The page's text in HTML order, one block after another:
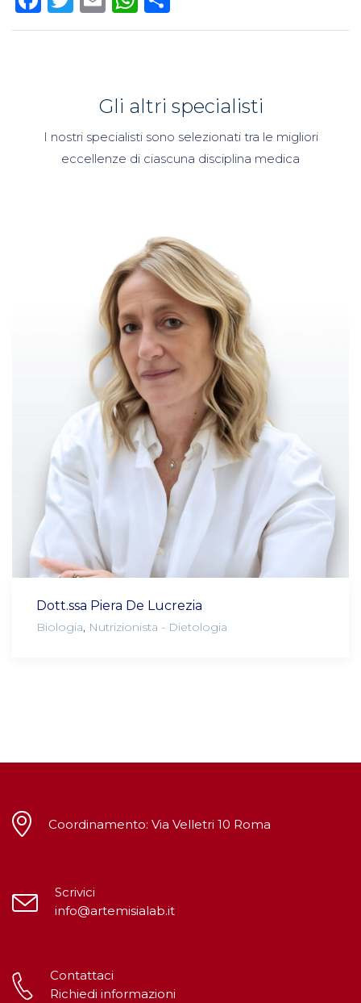
Gli altri specialisti
I nostri specialisti sono selezionati tra le migliori
eccellenze di ciascuna disciplina medica
Dott.ssa Piera De Lucrezia
Biologia, Nutrizionista - Dietologia
Coordinamento: Via Velletri 10 Roma
Scrivici
info@artemisialab.it
Contattaci
Richiedi informazioni